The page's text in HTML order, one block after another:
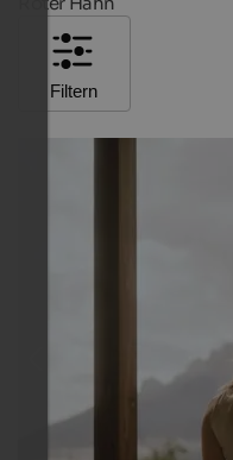
Filtern